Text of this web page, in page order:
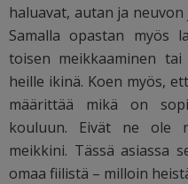
haluavat, autan ja
Samalla opastan myös
toisen meikkaaminen
heille ikinä. Koen myös,
määrittää mikä on
kouluun. Eivät ne ole
meikkini. Tässä asiassa
omaa fiilistä – milloin